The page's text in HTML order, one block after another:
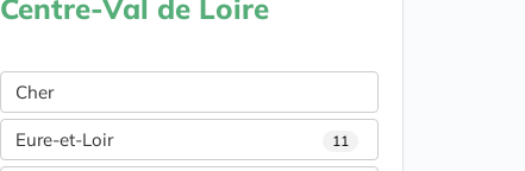
Centre-Val de Loire
Cher
Eure-et-Loir 11